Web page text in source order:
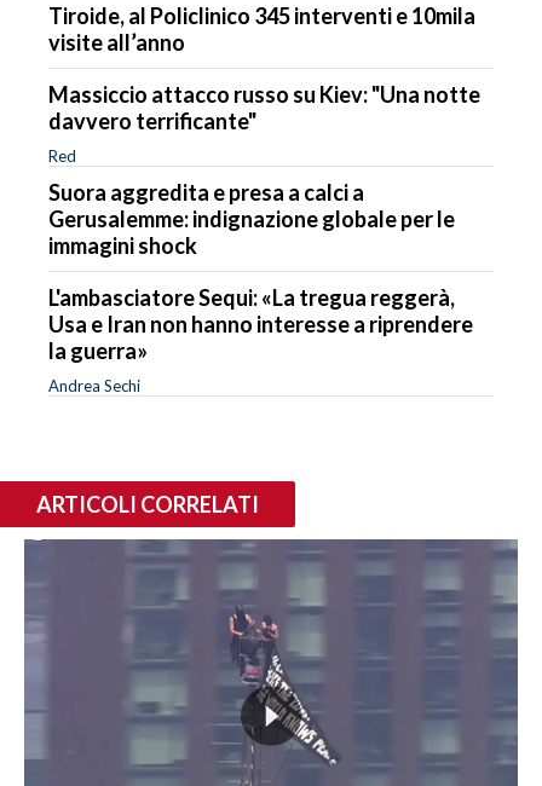
Tiroide, al Policlinico 345 interventi e 10mila
visite all’anno
Massiccio attacco russo su Kiev: "Una notte
davvero terrificante"
Red
Suora aggredita e presa a calci a
Gerusalemme: indignazione globale per le
immagini shock
L'ambasciatore Sequi: «La tregua reggerà,
Usa e Iran non hanno interesse a riprendere
la guerra»
Andrea Sechi
ARTICOLI CORRELATI